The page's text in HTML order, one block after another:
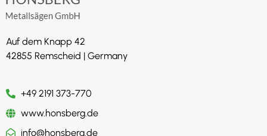
Auf dem Knapp 42
42855 Remscheid | Germany
+49 2191 373-770
www.honsberg.de
info@honsberg.de